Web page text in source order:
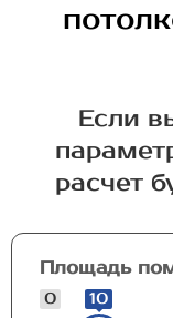
Если
расчет
Площадь
0 10